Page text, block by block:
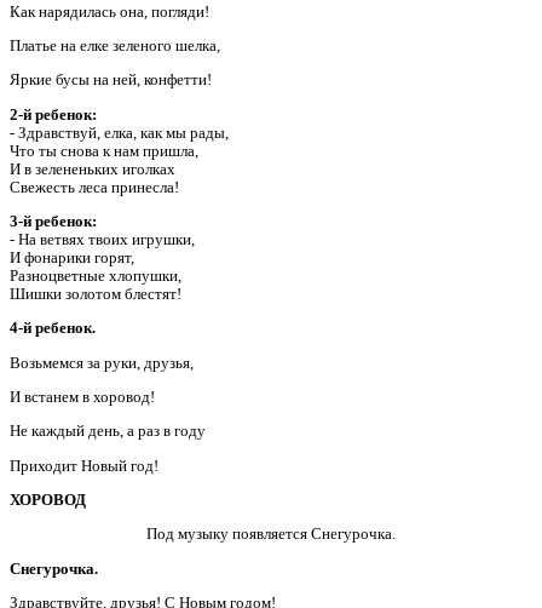
Как нарядилась она, погляди!
Платье на елке зеленого шелка,
Яркие бусы на ней, конфетти!
2-й ребенок:
- Здравствуй, елка, как мы рады,
Что ты снова к нам пришла,
И в зелененьких иголках
Свежесть леса принесла!
3-й ребенок:
- На ветвях твоих игрушки,
И фонарики горят,
Разноцветные хлопушки,
Шишки золотом блестят!
4-й ребенок.
Возьмемся за руки, друзья,
И встанем в хоровод!
Не каждый день, а раз в году
Приходит Новый год!
ХОРОВОД
Под музыку появляется Снегурочка.
Снегурочка.
Здравствуйте, друзья! С Новым годом!